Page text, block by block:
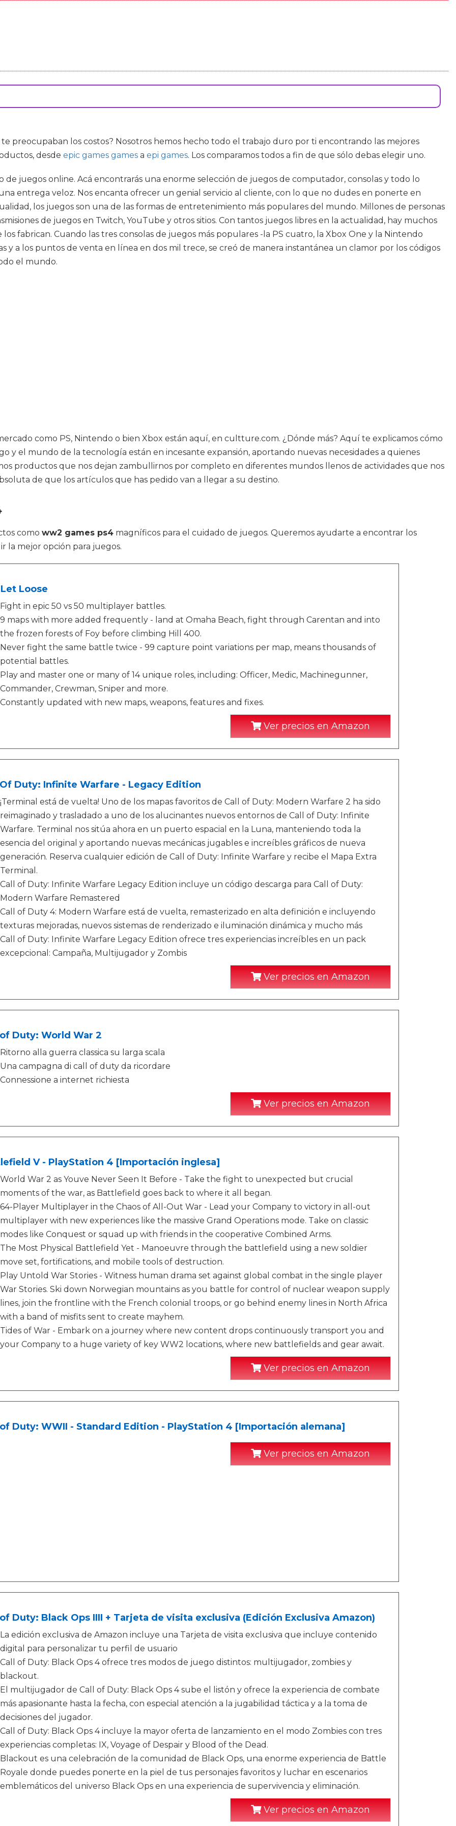
preocupaban los costos? Nosotros hemos hecho todo el trabajo duro por ti encontrando las mejores
desde epic games games a epi games. Los comparamos todos a fin de que sólo debas elegir uno.
juegos online. Acá encontrarás una enorme selección de juegos de computador, consolas y todo lo
entrega veloz. Nos encanta ofrecer un genial servicio al cliente, con lo que no dudes en ponerte en
los juegos son una de las formas de entretenimiento más populares del mundo. Millones de personas
de juegos en Twitch, YouTube y otros sitios. Con tantos juegos libres en la actualidad, hay muchos
fabrican. Cuando las tres consolas de juegos más populares -la PS cuatro, la Xbox One y la Nintendo
y a los puntos de venta en línea en dos mil trece, se creó de manera instantánea un clamor por los códigos
el mundo.
como PS, Nintendo o bien Xbox están aquí, en cultture.com. ¿Dónde más? Aquí te explicamos cómo
y el mundo de la tecnología están en incesante expansión, aportando nuevas necesidades a quienes
productos que nos dejan zambullirnos por completo en diferentes mundos llenos de actividades que nos
de que los artículos que has pedido van a llegar a su destino.
como ww2 games ps4 magníficos para el cuidado de juegos. Queremos ayudarte a encontrar los
la mejor opción para juegos.
Loose
Fight in epic 50 vs 50 multiplayer battles.
9 maps with more added frequently - land at Omaha Beach, fight through Carentan and into
the frozen forests of Foy before climbing Hill 400.
Never fight the same battle twice - 99 capture point variations per map, means thousands of
potential battles.
Play and master one or many of 14 unique roles, including: Officer, Medic, Machinegunner,
Commander, Crewman, Sniper and more.
Constantly updated with new maps, weapons, features and fixes.
Ver precios en Amazon
Duty: Infinite Warfare - Legacy Edition
¡Terminal está de vuelta! Uno de los mapas favoritos de Call of Duty: Modern Warfare 2 ha sido
reimaginado y trasladado a uno de los alucinantes nuevos entornos de Call of Duty: Infinite
Warfare. Terminal nos sitúa ahora en un puerto espacial en la Luna, manteniendo toda la
esencia del original y aportando nuevas mecánicas jugables e increíbles gráficos de nueva
generación. Reserva cualquier edición de Call of Duty: Infinite Warfare y recibe el Mapa Extra
Terminal.
Call of Duty: Infinite Warfare Legacy Edition incluye un código descarga para Call of Duty:
Modern Warfare Remastered
Call of Duty 4: Modern Warfare está de vuelta, remasterizado en alta definición e incluyendo
texturas mejoradas, nuevos sistemas de renderizado e iluminación dinámica y mucho más
Call of Duty: Infinite Warfare Legacy Edition ofrece tres experiencias increíbles en un pack
excepcional: Campaña, Multijugador y Zombis
Ver precios en Amazon
Duty: World War 2
Ritorno alla guerra classica su larga scala
Una campagna di call of duty da ricordare
Connessione a internet richiesta
Ver precios en Amazon
V - PlayStation 4 [Importación inglesa]
World War 2 as Youve Never Seen It Before - Take the fight to unexpected but crucial
moments of the war, as Battlefield goes back to where it all began.
64-Player Multiplayer in the Chaos of All-Out War - Lead your Company to victory in all-out
multiplayer with new experiences like the massive Grand Operations mode. Take on classic
modes like Conquest or squad up with friends in the cooperative Combined Arms.
The Most Physical Battlefield Yet - Manoeuvre through the battlefield using a new soldier
move set, fortifications, and mobile tools of destruction.
Play Untold War Stories - Witness human drama set against global combat in the single player
War Stories. Ski down Norwegian mountains as you battle for control of nuclear weapon supply
lines, join the frontline with the French colonial troops, or go behind enemy lines in North Africa
with a band of misfits sent to create mayhem.
Tides of War - Embark on a journey where new content drops continuously transport you and
your Company to a huge variety of key WW2 locations, where new battlefields and gear await.
Ver precios en Amazon
Duty: WWII - Standard Edition - PlayStation 4 [Importación alemana]
Ver precios en Amazon
Duty: Black Ops IIII + Tarjeta de visita exclusiva (Edición Exclusiva Amazon)
La edición exclusiva de Amazon incluye una Tarjeta de visita exclusiva que incluye contenido
digital para personalizar tu perfil de usuario
Call of Duty: Black Ops 4 ofrece tres modos de juego distintos: multijugador, zombies y
blackout.
El multijugador de Call of Duty: Black Ops 4 sube el listón y ofrece la experiencia de combate
más apasionante hasta la fecha, con especial atención a la jugabilidad táctica y a la toma de
decisiones del jugador.
Call of Duty: Black Ops 4 incluye la mayor oferta de lanzamiento en el modo Zombies con tres
experiencias completas: IX, Voyage of Despair y Blood of the Dead.
Blackout es una celebración de la comunidad de Black Ops, una enorme experiencia de Battle
Royale donde puedes ponerte en la piel de tus personajes favoritos y luchar en escenarios
emblemáticos del universo Black Ops en una experiencia de supervivencia y eliminación.
Ver precios en Amazon